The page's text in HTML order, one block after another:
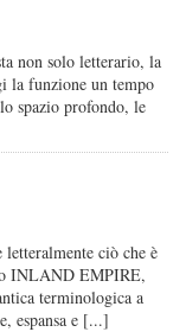
non solo letterario, la
la funzione un tempo
spazio profondo, le
ciò che è
INLAND EMPIRE,
terminologica a
espansa e [...]